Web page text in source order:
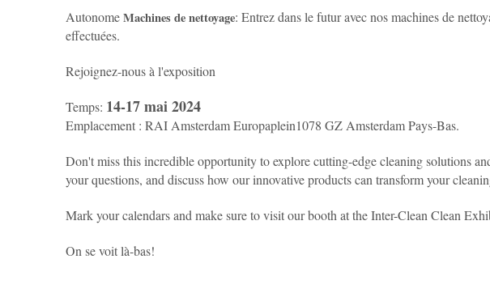
AutonomeMachines de nettoyage: Entrez dans le futur avec nos machines de
effectuées.
Rejoignez-nous à l'exposition
Temps: 14-17 mai 2024
Emplacement : RAI Amsterdam Europaplein1078 GZ Amsterdam Pays-Bas.
Don't miss this incredible opportunity to explore cutting-edge cleaning solutions
your questions, and discuss how our innovative products can transform your
Mark your calendars and make sure to visit our booth at the Inter-Clean Clean
On se voit là-bas!